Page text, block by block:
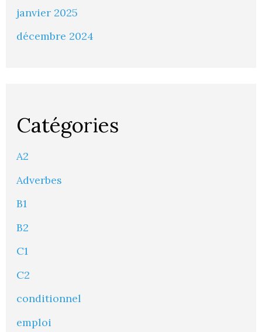
janvier 2025
décembre 2024
Catégories
A2
Adverbes
B1
B2
C1
C2
conditionnel
emploi